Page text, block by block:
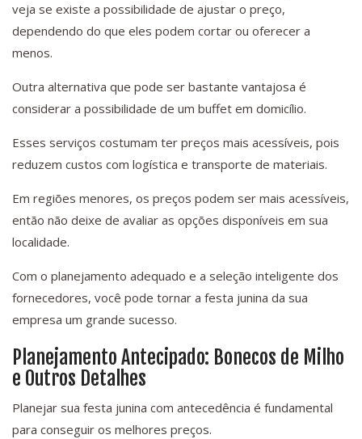
veja se existe a possibilidade de ajustar o preço,
dependendo do que eles podem cortar ou oferecer a
menos.
Outra alternativa que pode ser bastante vantajosa é
considerar a possibilidade de um buffet em domicílio.
Esses serviços costumam ter preços mais acessíveis, pois
reduzem custos com logística e transporte de materiais.
Em regiões menores, os preços podem ser mais acessíveis,
então não deixe de avaliar as opções disponíveis em sua
localidade.
Com o planejamento adequado e a seleção inteligente dos
fornecedores, você pode tornar a festa junina da sua
empresa um grande sucesso.
Planejamento Antecipado: Bonecos de Milho
e Outros Detalhes
Planejar sua festa junina com antecedência é fundamental
para conseguir os melhores preços.